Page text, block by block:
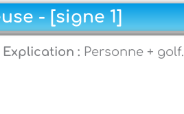
- [signe 1]
Explication : Personne + golf.